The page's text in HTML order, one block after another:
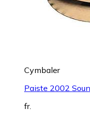
Cymbaler
Paiste 2002
fr.